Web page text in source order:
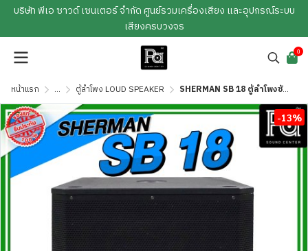
บริษัท พีเอ ซาวด์ เซนเตอร์ จำกัด ศูนย์รวมเครื่องเสียง และอุปกรณ์ระบบ
เสียงครบวงจร
0
หน้าแรก ... ตู้ลำโพง LOUD SPEAKER SHERMAN SB 18 ตู้ลำโพงซับ ขนาด 18 นิ้ว
-13%